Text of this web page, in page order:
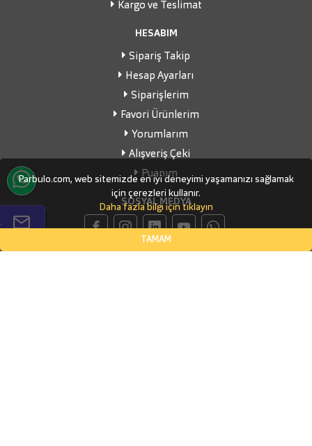
Kargo ve Teslimat
HESABIM
Sipariş Takip
Hesap Ayarları
Siparişlerim
Favori Ürünlerim
Yorumlarım
Alışveriş Çeki
Puanım
SOSYAL MEDYA
Parbulo.com, web sitemizde en iyi deneyimi yaşamanızı sağlamak
için çerezleri kullanır.
Daha fazla bilgi için tıklayın
TAMAM